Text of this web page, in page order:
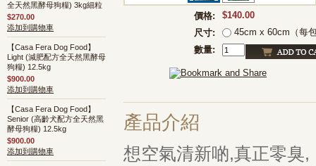
全天然黑酵母狗糧) 3kg細粒
$270.00
添加到購物車
【Casa Fera Dog Food】
Light (減肥配方全天然黑酵母
狗糧) 12.5kg
$900.00
添加到購物車
【Casa Fera Dog Food】
Senior (高齡犬配方全天然黑
酵母狗糧) 12.5kg
$900.00
添加到購物車
價格:
$140.00
尺寸:
45cm x 60cm（每
數量:
產品介紹
想空氣清新啲,真正零臭,